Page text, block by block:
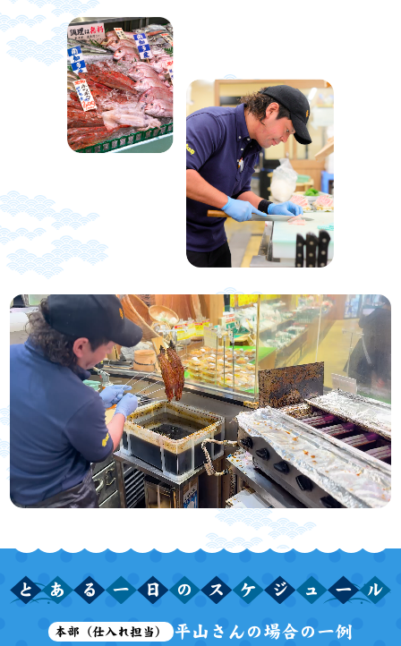
と あ る 一 日 の ス ケ ジ ュ ー ル
本部（仕入れ担当） 平山さんの場合の一例